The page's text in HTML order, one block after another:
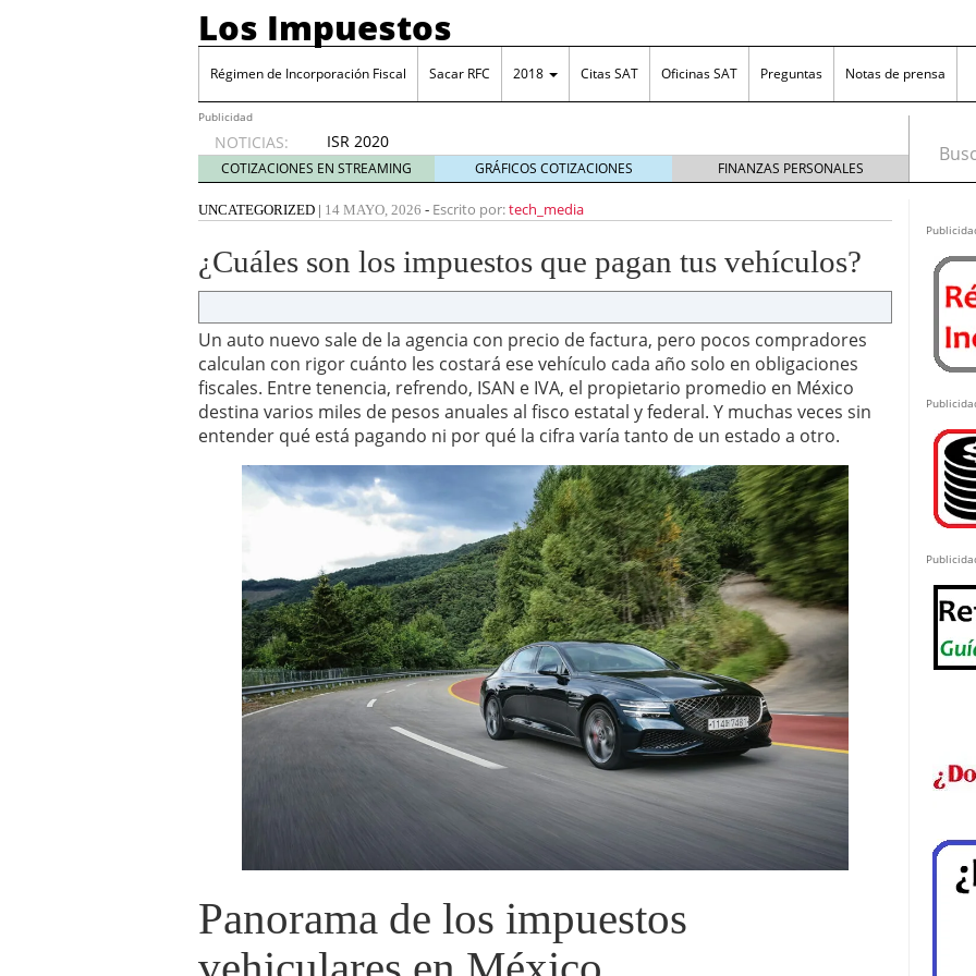
Los Impuestos
Régimen de Incorporación Fiscal Sacar RFC 2018 Citas SAT Oficinas SAT Preguntas Notas de prensa
Publicidad
NOTICIAS:
ISR 2020
diciembre
31, 2019
ISR 2019: Estímulos en zona fronteriza
Sacar RFC ¿Cómo inscribirse en el RFC? febrero 26, 2013
Cinco industrias donde el diseño es tan importante como la funcionalidad
julio 20, 2026
Cuenta financiada trading en México: cómo funciona, cuánto se puede
Plantilla de vacaciones en Excel: la solución práctica para organizar el
tiempo de descanso en las empresas junio 18, 2026
Grupak y el análisis de costos ante posibles incrementos en los plásticos
junio 16, 2026
10 Mejores herramientas de editor PDF online
junio 15, 2026
COTIZACIONES EN STREAMING GRÁFICOS COTIZACIONES FINANZAS PERSONALES
UNCATEGORIZED | 14 MAYO, 2026 - Escrito por:tech_media
¿Cuáles son los impuestos que pagan tus vehículos?
Un auto nuevo sale de la agencia con precio de factura, pero pocos compradores
calculan con rigor cuánto les costará ese vehículo cada año solo en obligaciones
fiscales. Entre tenencia, refrendo, ISAN e IVA, el propietario promedio en México
destina varios miles de pesos anuales al fisco estatal y federal. Y muchas veces sin
entender qué está pagando ni por qué la cifra varía tanto de un estado a otro.
Panorama de los impuestos